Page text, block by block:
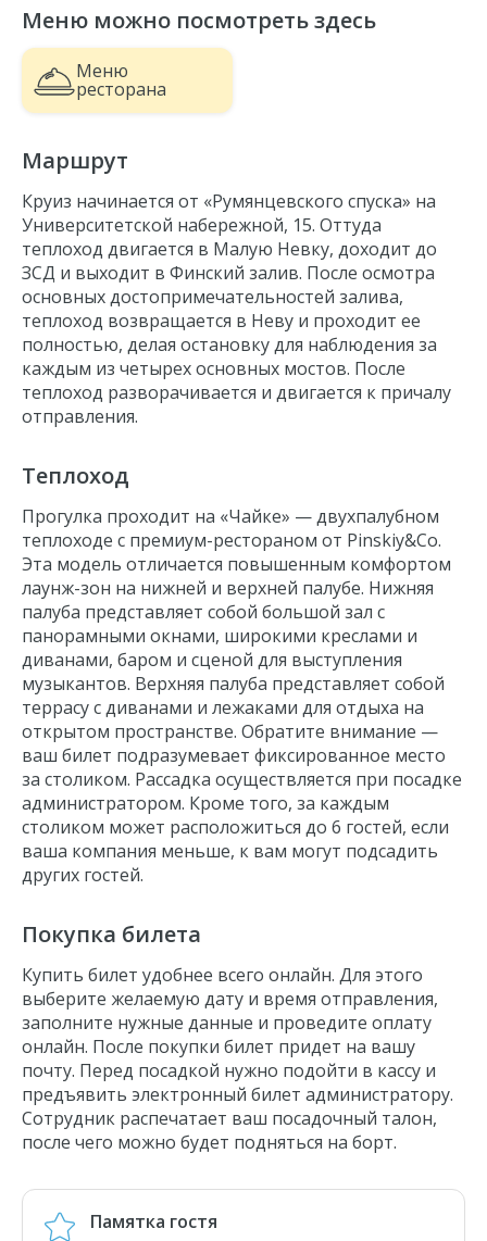
Троицкий мост
Литейный мост
Большеохтинский мост
Адмиралтейство
Стрелка Васильевского острова
Петропавловская крепость
Летний сад
Крейсер Аврора
Финляндский вокзал
Смольный собор
Меню можно посмотреть здесь
Меню
ресторана
Маршрут
Круиз начинается от «Румянцевского спуска» на
Университетской набережной, 15. Оттуда
теплоход двигается в Малую Невку, доходит до
ЗСД и выходит в Финский залив. После осмотра
основных достопримечательностей залива,
теплоход возвращается в Неву и проходит ее
полностью, делая остановку для наблюдения за
каждым из четырех основных мостов. После
теплоход разворачивается и двигается к причалу
отправления.
Теплоход
Прогулка проходит на «Чайке» — двухпалубном
теплоходе с премиум-рестораном от Pinskiy&Co.
Эта модель отличается повышенным комфортом
лаунж-зон на нижней и верхней палубе. Нижняя
палуба представляет собой большой зал с
панорамными окнами, широкими креслами и
диванами, баром и сценой для выступления
музыкантов. Верхняя палуба представляет собой
террасу с диванами и лежаками для отдыха на
открытом пространстве. Обратите внимание —
ваш билет подразумевает фиксированное место
за столиком. Рассадка осуществляется при посадке
администратором. Кроме того, за каждым
столиком может расположиться до 6 гостей, если
ваша компания меньше, к вам могут подсадить
других гостей.
Покупка билета
Купить билет удобнее всего онлайн. Для этого
выберите желаемую дату и время отправления,
заполните нужные данные и проведите оплату
онлайн. После покупки билет придет на вашу
почту. Перед посадкой нужно подойти в кассу и
предъявить электронный билет администратору.
Сотрудник распечатает ваш посадочный талон,
после чего можно будет подняться на борт.
Памятка гостя